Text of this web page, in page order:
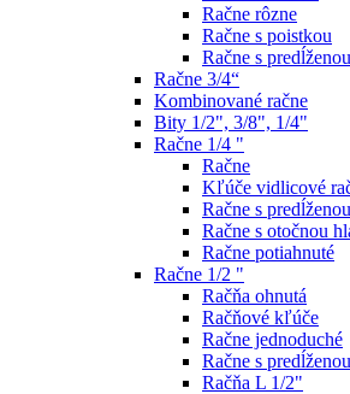
Račne rôzne
Račne s poistkou
Račne s
Račne 3/4“
Kombinované račne
Bity 1/2", 3/8", 1/4"
Račne 1/4 "
Račne
Kľúče vidlicové
Račne s
Račne s otočnou
Račne potiahnuté
Račne 1/2 "
Račňa ohnutá
Račňové kľúče
Račne jednoduché
Račne s
Račňa L 1/2"